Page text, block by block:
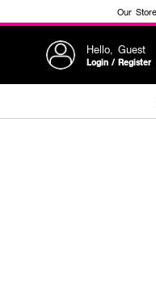
Our
Hello, Guest
Login / Register